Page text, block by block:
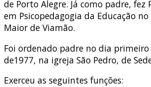
de Porto Alegre. Já como padre, fez
em Psicopedagogia da Educação
Maior de Viamão.
Foi ordenado padre no dia
de1977, na igreja São Pedro, de
Exerceu as seguintes funções: